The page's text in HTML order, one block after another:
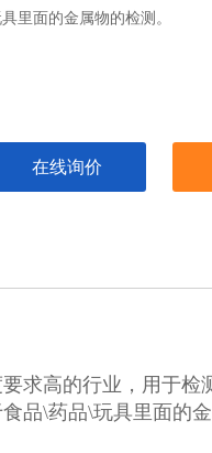
里面的金属物的检测。
在线询价
求高的行业，用于检
品\药品\玩具里面的金